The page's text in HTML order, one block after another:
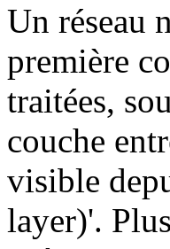
Un réseau
première
traitées,
couche
visible
layer)'.